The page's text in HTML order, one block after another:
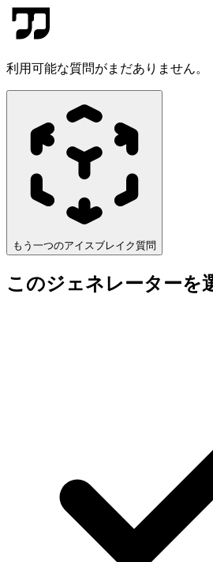
利用可能な質問がまだありません。
もう一つのアイスブレイク質問
このジェネレーターを